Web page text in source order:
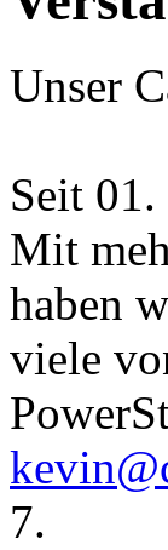
Unser
Seit
Mit
haben
viele
7.